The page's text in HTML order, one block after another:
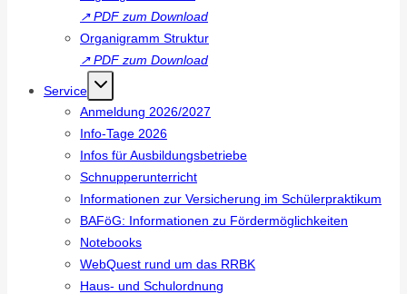
↗ PDF zum Download
Organigramm Struktur
↗ PDF zum Download
Service
Anmeldung 2026/2027
Info-Tage 2026
Infos für Ausbildungsbetriebe
Schnupperunterricht
Informationen zur Versicherung im Schülerpraktikum
BAFöG: Informationen zu Fördermöglichkeiten
Notebooks
WebQuest rund um das RRBK
Haus- und Schulordnung